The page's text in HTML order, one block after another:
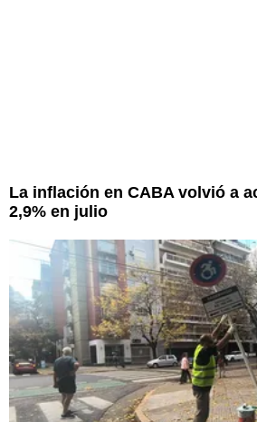
La inflación en CABA volvió a
2,9% en julio